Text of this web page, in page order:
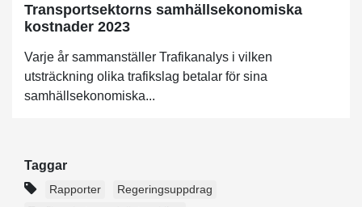
Transportsektorns samhällsekonomiska
kostnader 2023
Varje år sammanställer Trafikanalys i vilken
utsträckning olika trafikslag betalar för sina
samhällsekonomiska...
Taggar
Rapporter
Regeringsuppdrag